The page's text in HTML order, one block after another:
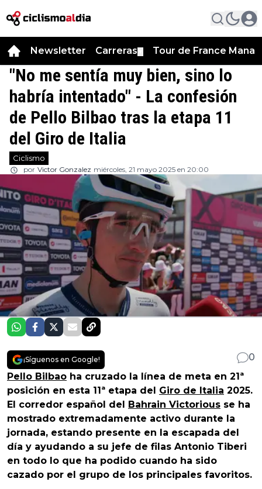
Newsletter Carreras Tour de France
"No me sentía muy bien, sino lo
habría intentado" - La confesión
de Pello Bilbao tras la etapa 11
del Giro de Italia
Ciclismo
por Victor Gonzalez miércoles, 21 mayo 2025 en 20:00
¡Síguenos en Google!
0
Pello Bilbao ha cruzado la línea de meta en 21ª
posición en esta 11ª etapa del Giro de Italia 2025.
El corredor español del Bahrain Victorious se ha
mostrado extremadamente activo durante la
jornada, estando presente en la escapada del
día y ayudando a su jefe de filas Antonio Tiberi
en todo lo que ha podido cuando ha sido
cazado por el grupo de los principales favoritos.